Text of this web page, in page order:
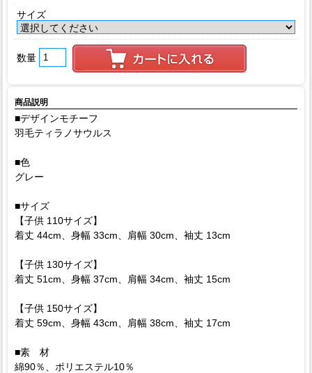
サイズ
数量
商品説明
■デザインモチーフ
羽毛ティラノサウルス
■色
グレー
■サイズ
【子供 110サイズ】
着丈 44cm、身幅 33cm、肩幅 30cm、袖丈 13cm
【子供 130サイズ】
着丈 51cm、身幅 37cm、肩幅 34cm、袖丈 15cm
【子供 150サイズ】
着丈 59cm、身幅 43cm、肩幅 38cm、袖丈 17cm
■素 材
綿90％、ポリエステル10％